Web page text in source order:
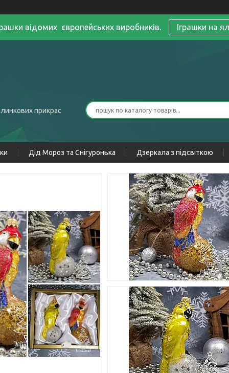
відомих європейських виробників. Іграшки на
прикрас
Дід Мороз та Снігуронька Дзеркала з підсвіткою